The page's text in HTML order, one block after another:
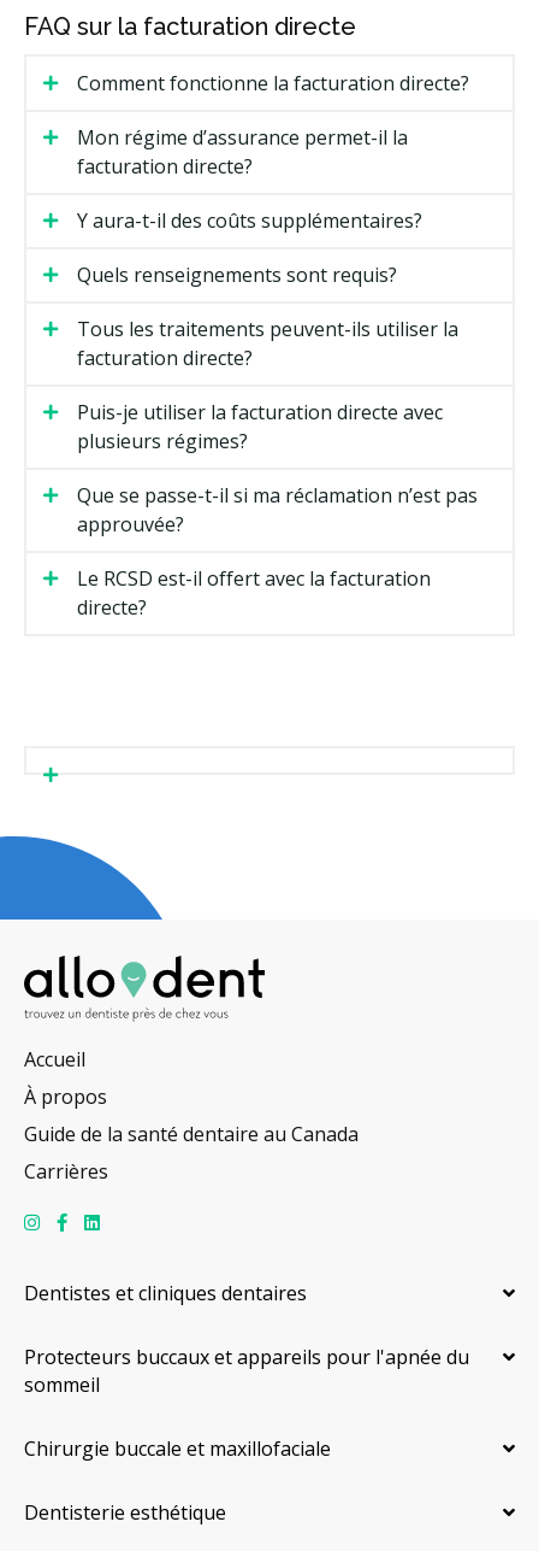
FAQ sur la facturation directe
Comment fonctionne la facturation directe?
Mon régime d’assurance permet-il la
facturation directe?
Y aura-t-il des coûts supplémentaires?
Quels renseignements sont requis?
Tous les traitements peuvent-ils utiliser la
facturation directe?
Puis-je utiliser la facturation directe avec
plusieurs régimes?
Que se passe-t-il si ma réclamation n’est pas
approuvée?
Le RCSD est-il offert avec la facturation
directe?
Accueil
À propos
Guide de la santé dentaire au Canada
Carrières
Dentistes et cliniques dentaires
Protecteurs buccaux et appareils pour l'apnée du
sommeil
Chirurgie buccale et maxillofaciale
Dentisterie esthétique